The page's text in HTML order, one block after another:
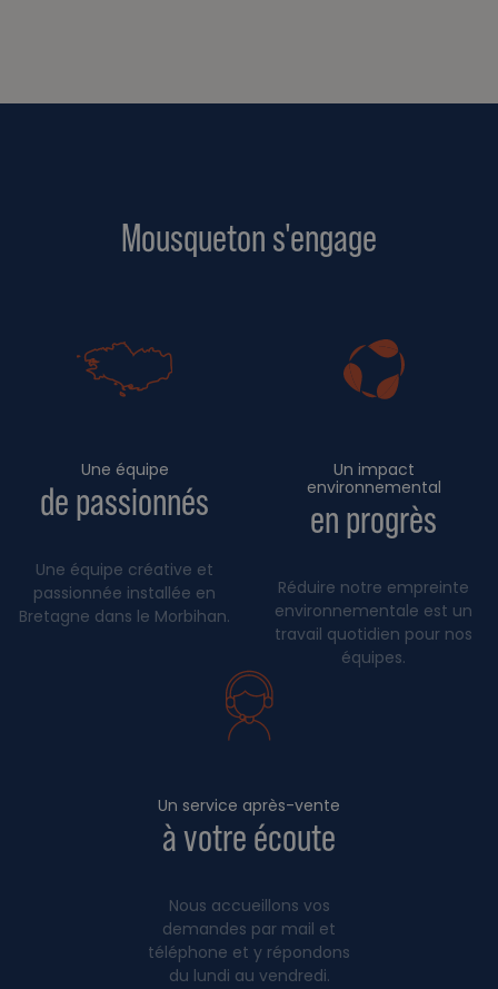
Mousqueton s'engage
Une équipe
de passionnés
Une équipe créative et
passionnée installée en
Bretagne dans le Morbihan.
Un impact
environnemental
en progrès
Réduire notre empreinte
environnementale est un
travail quotidien pour nos
équipes.
Un service après-vente
à votre écoute
Nous accueillons vos
demandes par mail et
téléphone et y répondons
du lundi au vendredi.